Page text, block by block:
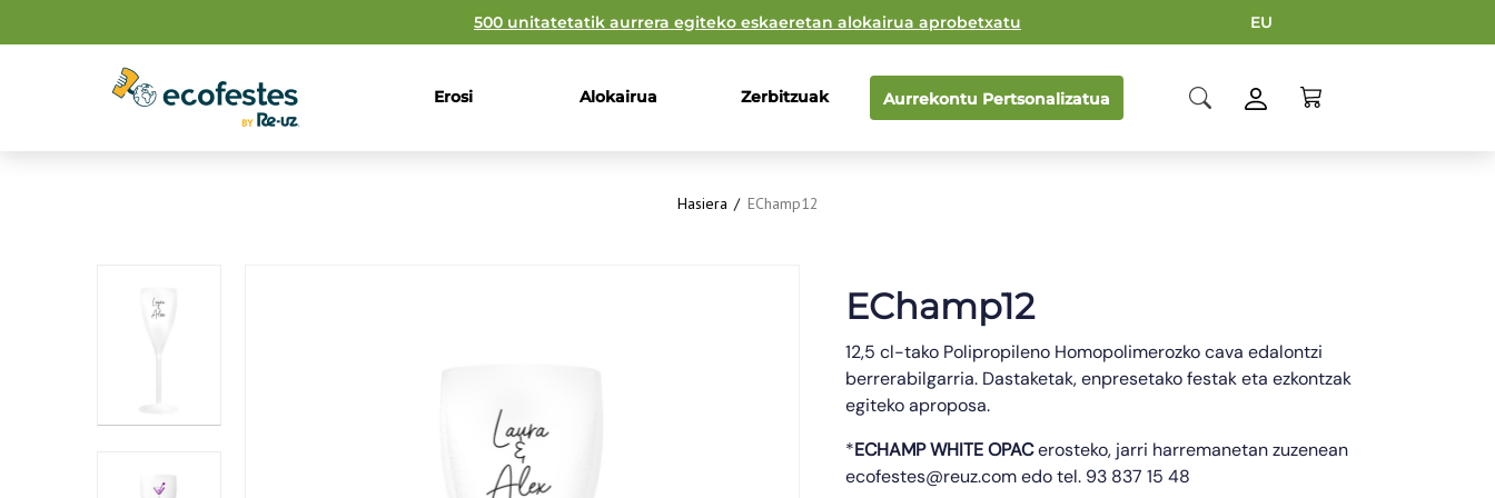
500 unitatetatik aurrera egiteko eskaeretan alokairua aprobetxatu EU
Erosi Alokairua Zerbitzuak Aurrekontu Pertsonalizatua
Hasiera / EChamp12
EChamp12
12,5 cl-tako Polipropileno Homopolimerozko cava edalontzi
berrerabilgarria. Dastaketak, enpresetako festak eta ezkontzak
egiteko aproposa.
*ECHAMP WHITE OPACerosteko, jarri harremanetan zuzenean
ecofestes@reuz.com edo tel. 93 837 15 48
Materiala Polipropileno homopilimeroa
Edukiera 12cl
Inprimaketa txantiloia